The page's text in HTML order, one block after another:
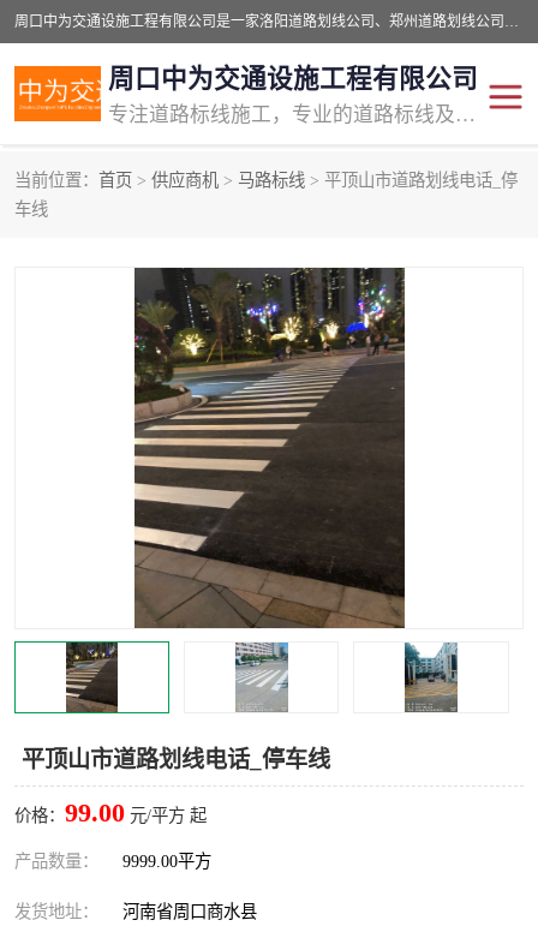
周口中为交通设施工程有限公司是一家洛阳道路划线公司、郑州道路划线公司、平顶山道路车位划线公司、开封车位划线公司、许昌道路车位划线公司、漯河道路车位划线公司，公司始终坚持“诚信、匠心、专注”的宗旨；我们的经营理念是：的服务。
周口中为交通设施工程有限公司
专注道路标线施工，专业的道路标线及交通设施施工服务商!
当前位置： 首页 > 供应商机 > 马路标线 > 平顶山市道路划线电话_停
车线
平顶山市道路划线电话_停车线
价格： 99.00 元/平方 起
产品数量： 9999.00平方
发货地址： 河南省周口商水县
交通道路标线
道路标线划线 马路标线
道路划线